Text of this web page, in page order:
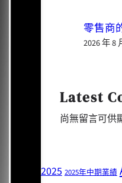
零售商
2026 年 8
Latest
尚無留言可供
2025 2025年中期業績